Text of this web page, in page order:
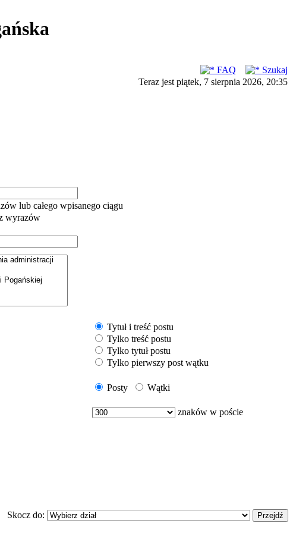
FAQ
Szukaj
Teraz jest piątek, 7 sierpnia 2026, 20:35
lub całego wpisanego ciągu
wyrazów
Tytuł i treść postu
Tylko treść postu
Tylko tytuł postu
Tylko pierwszy post wątku
Posty Wątki
znaków w poście
Skocz do: